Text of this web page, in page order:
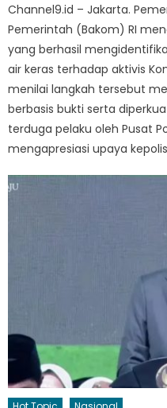
Channel9.id – Jakarta.
Pemerintah (Bakom) RI
yang berhasil
air keras terhadap aktivis
menilai langkah tersebut
berbasis bukti serta
terduga pelaku oleh Pusat
mengapresiasi upaya